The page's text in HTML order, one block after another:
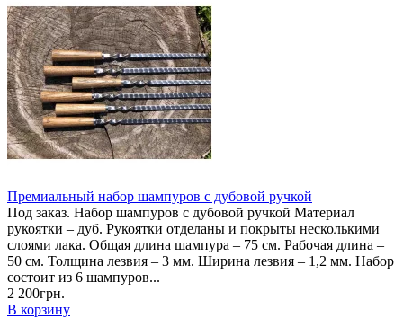
Премиальный набор шампуров с дубовой ручкой
Под заказ. Набор шампуров с дубовой ручкой Материал
рукоятки – дуб. Рукоятки отделаны и покрыты несколькими
слоями лака. Общая длина шампура – 75 см. Рабочая длина –
50 см. Толщина лезвия – 3 мм. Ширина лезвия – 1,2 мм. Набор
состоит из 6 шампуров...
2 200грн.
В корзину